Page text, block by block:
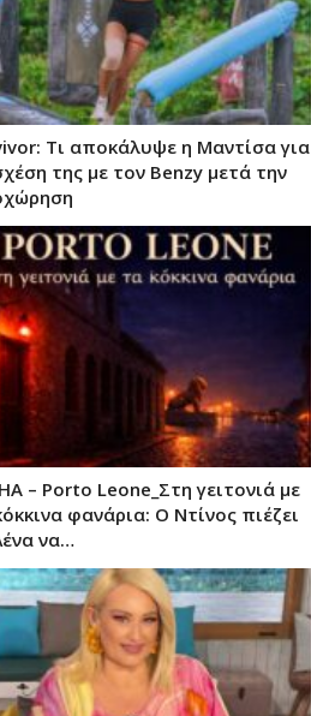
Τι αποκάλυψε η Μαντίσα για
της με τον Benzy μετά την
– Porto Leone_Στη γειτονιά με
φανάρια: Ο Ντίνος πιέζει
να…